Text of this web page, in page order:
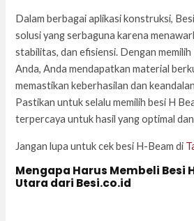
Dalam berbagai aplikasi konstruksi,
solusi yang serbaguna karena
stabilitas, dan efisiensi. Dengan
Anda, Anda mendapatkan material
memastikan keberhasilan dan
Pastikan untuk selalu memilih besi H
terpercaya untuk hasil yang optimal
Jangan lupa untuk cek besi H-Beam di
Mengapa Harus Membeli Besi
Utara dari Besi.co.id